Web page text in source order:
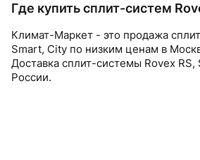
Где купить сплит-систем
Климат-Маркет - это продажа
Smart, City по низким ценам в
Доставка сплит-системы Rovex RS,
России.